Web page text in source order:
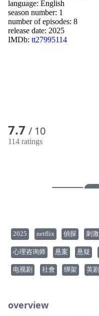
language: English
season number: 1
number of episodes: 8
release date: 2025
IMDb: tt27995114
7.7 / 10
114 ratings
2025 netflix 偵探 刺激
心理咨询师 悬案 悬疑
电视剧 社會 绑架 英剧
overview